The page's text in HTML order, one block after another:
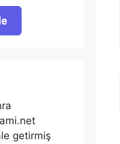
getirmiş